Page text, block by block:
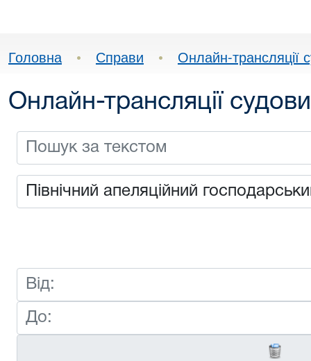
Головна • Справи • Онлайн-трансляції
Онлайн-трансляції